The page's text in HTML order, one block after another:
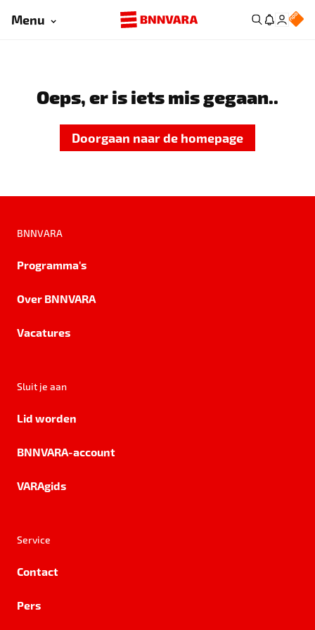
Menu
Oeps, er is iets mis gegaan..
Doorgaan naar de homepage
BNNVARA
Programma's
Over BNNVARA
Vacatures
Sluit je aan
Lid worden
BNNVARA-account
VARAgids
Service
Contact
Pers